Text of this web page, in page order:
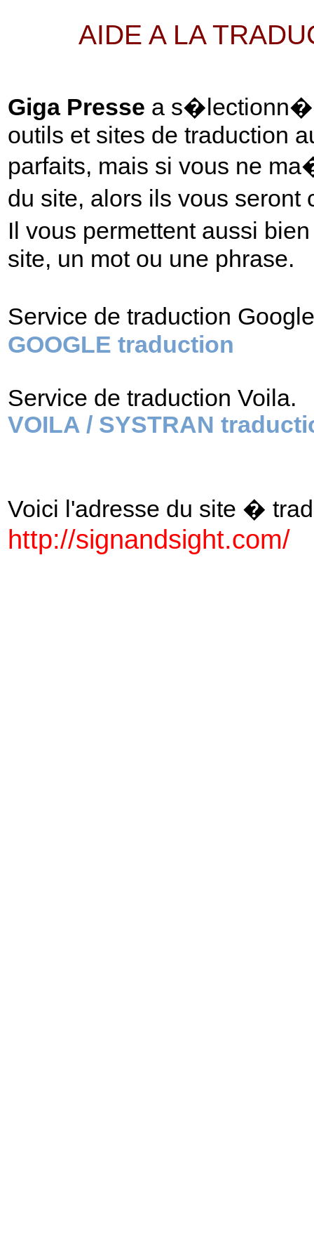
AIDE A LA
Giga Presse a s�lectionn�
outils et sites de traduction
parfaits, mais si vous ne
du site, alors ils vous
Il vous permettent aussi
site, un mot ou une phrase.
Service de traduction
GOOGLE traduction
Service de traduction Voila.
VOILA / SYSTRAN
Voici l'adresse du site �
http://signandsight.com/